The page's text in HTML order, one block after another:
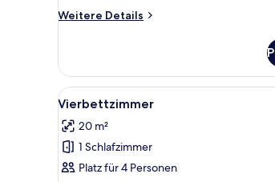
Weitere Details
Weitere
Einzelzimmer
Alle
Fotos
für
Vierbettzimmer
anzeigen
5
Vierbettzimmer
20 m²
1 Schlafzimmer
Platz für 4 Personen